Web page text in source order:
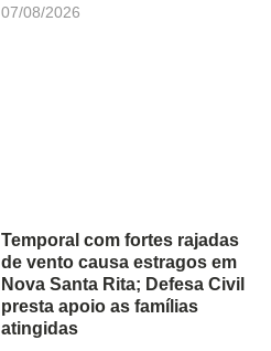
07/08/2026
Temporal com fortes rajadas
de vento causa estragos em
Nova Santa Rita; Defesa Civil
presta apoio as famílias
atingidas